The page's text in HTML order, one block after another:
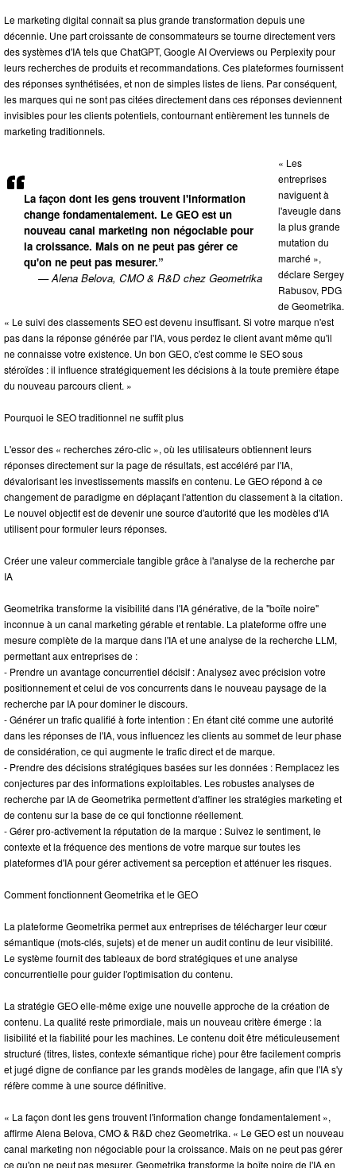
La façon dont les gens trouvent l'information
change fondamentalement. Le GEO est un
nouveau canal marketing non négociable pour
la croissance. Mais on ne peut pas gérer ce
qu'on ne peut pas mesurer.”
— Alena Belova, CMO & R&D chez Geometrika
Le marketing digital connaît sa plus grande transformation depuis une
décennie. Une part croissante de consommateurs se tourne directement vers
des systèmes d'IA tels que ChatGPT, Google AI Overviews ou Perplexity pour
leurs recherches de produits et recommandations. Ces plateformes fournissent
des réponses synthétisées, et non de simples listes de liens. Par conséquent,
les marques qui ne sont pas citées directement dans ces réponses deviennent
invisibles pour les clients potentiels, contournant entièrement les tunnels de
marketing traditionnels.
« Les
entreprises
naviguent à
l'aveugle dans
la plus grande
mutation du
marché »,
déclare Sergey
Rabusov, PDG
de Geometrika.
« Le suivi des classements SEO est devenu insuffisant. Si votre marque n'est
pas dans la réponse générée par l'IA, vous perdez le client avant même qu'il
ne connaisse votre existence. Un bon GEO, c'est comme le SEO sous
stéroïdes : il influence stratégiquement les décisions à la toute première étape
du nouveau parcours client. »
Pourquoi le SEO traditionnel ne suffit plus
L'essor des « recherches zéro-clic », où les utilisateurs obtiennent leurs
réponses directement sur la page de résultats, est accéléré par l'IA,
dévalorisant les investissements massifs en contenu. Le GEO répond à ce
changement de paradigme en déplaçant l'attention du classement à la citation.
Le nouvel objectif est de devenir une source d'autorité que les modèles d'IA
utilisent pour formuler leurs réponses.
Créer une valeur commerciale tangible grâce à l'analyse de la recherche par
IA
Geometrika transforme la visibilité dans l'IA générative, de la "boîte noire"
inconnue à un canal marketing gérable et rentable. La plateforme offre une
mesure complète de la marque dans l'IA et une analyse de la recherche LLM,
permettant aux entreprises de :
- Prendre un avantage concurrentiel décisif : Analysez avec précision votre
positionnement et celui de vos concurrents dans le nouveau paysage de la
recherche par IA pour dominer le discours.
- Générer un trafic qualifié à forte intention : En étant cité comme une autorité
dans les réponses de l'IA, vous influencez les clients au sommet de leur phase
de considération, ce qui augmente le trafic direct et de marque.
- Prendre des décisions stratégiques basées sur les données : Remplacez les
conjectures par des informations exploitables. Les robustes analyses de
recherche par IA de Geometrika permettent d'affiner les stratégies marketing et
de contenu sur la base de ce qui fonctionne réellement.
- Gérer pro-activement la réputation de la marque : Suivez le sentiment, le
contexte et la fréquence des mentions de votre marque sur toutes les
plateformes d'IA pour gérer activement sa perception et atténuer les risques.
Comment fonctionnent Geometrika et le GEO
La plateforme Geometrika permet aux entreprises de télécharger leur cœur
sémantique (mots-clés, sujets) et de mener un audit continu de leur visibilité.
Le système fournit des tableaux de bord stratégiques et une analyse
concurrentielle pour guider l'optimisation du contenu.
La stratégie GEO elle-même exige une nouvelle approche de la création de
contenu. La qualité reste primordiale, mais un nouveau critère émerge : la
lisibilité et la fiabilité pour les machines. Le contenu doit être méticuleusement
structuré (titres, listes, contexte sémantique riche) pour être facilement compris
et jugé digne de confiance par les grands modèles de langage, afin que l'IA s'y
réfère comme à une source définitive.
« La façon dont les gens trouvent l'information change fondamentalement »,
affirme Alena Belova, CMO & R&D chez Geometrika. « Le GEO est un nouveau
canal marketing non négociable pour la croissance. Mais on ne peut pas gérer
ce qu'on ne peut pas mesurer. Geometrika transforme la boîte noire de l'IA en